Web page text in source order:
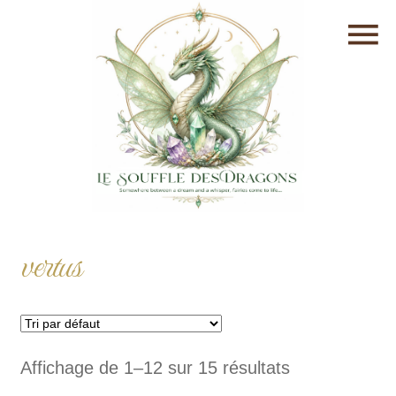
vertus
Affichage de 1–12 sur 15 résultats